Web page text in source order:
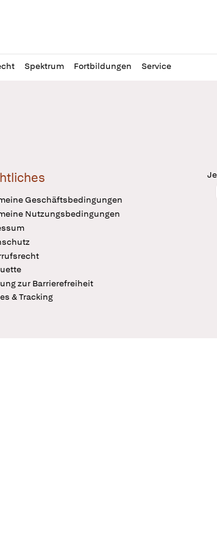
Spektrum Fortbildungen Service
Geschäftsbedingungen
Nutzungsbedingungen
zur Barrierefreiheit
& Tracking